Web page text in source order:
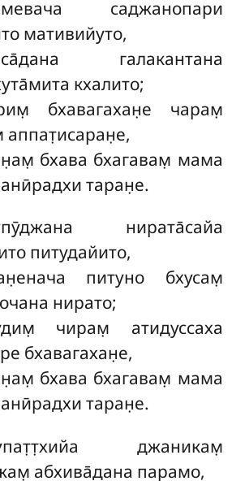
саджанопари
мативийуто,
галакантана
кхалито;
бхавагахан̣е чарам̣
аппат̣исаран̣е,
бхава бхагавам̣ мама
таран̣е.
нирата̄сайа
питудайито,
питуно бхусам̣
нирато;
чирам̣ атидуссаха
бхавагахан̣е,
бхава бхагавам̣ мама
таран̣е.
джаникам̣
абхива̄дана парамо,